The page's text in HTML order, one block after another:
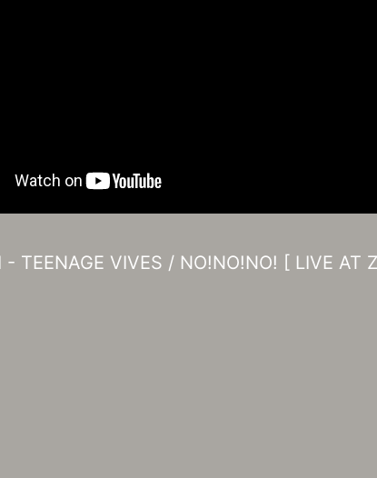
- TEENAGE VIVES / NO!NO!NO! [ LIVE AT